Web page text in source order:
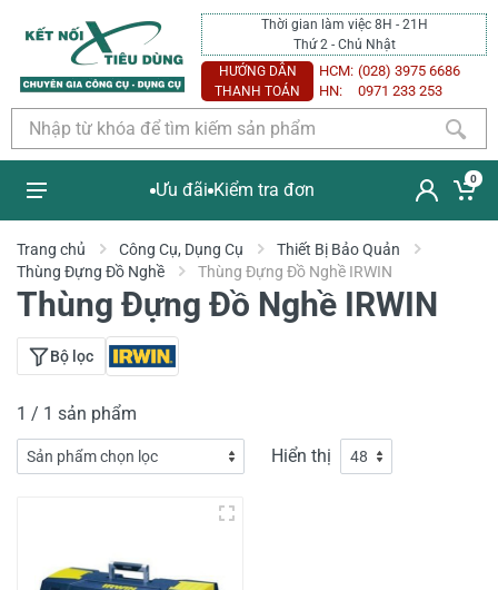
Thời gian làm việc 8H - 21H
Thứ 2 - Chủ Nhật
HƯỚNG DẪN
THANH TOÁN
HCM: (028) 3975 6686
HN:
0971 233 253
Ưu đãi Kiểm tra đơn
0
Trang chủ Công Cụ, Dụng Cụ
Thiết Bị Bảo Quản
Thùng Đựng Đồ Nghề
Thùng Đựng Đồ Nghề IRWIN
Thùng Đựng Đồ Nghề IRWIN
Bộ lọc
1 / 1 sản phẩm
Hiển thị